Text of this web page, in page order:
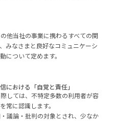
他当社の事業に携わるすべての関
みなさまと良好なコミュニケーシ
について定めます。
における「自覚と責任」
しては、不特定多数の利用者が容
常に認識します。
議論・批判の対象とされ、少なか